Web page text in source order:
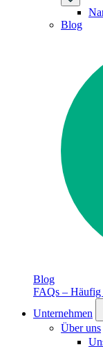
Blog
Blog
FAQs – Häufig
Unternehmen
Über uns